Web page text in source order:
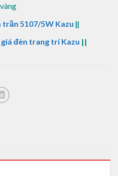
trần 5107/5W Kazu ||
đèn trang trí Kazu ||